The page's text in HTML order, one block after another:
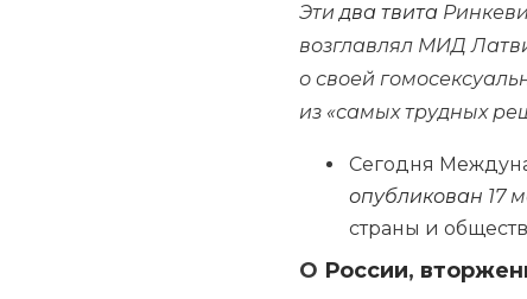
Этидва твита
возглавлял МИД
о своей
из «самых трудных
Сегодня
опубликован 17
страны и
О России,